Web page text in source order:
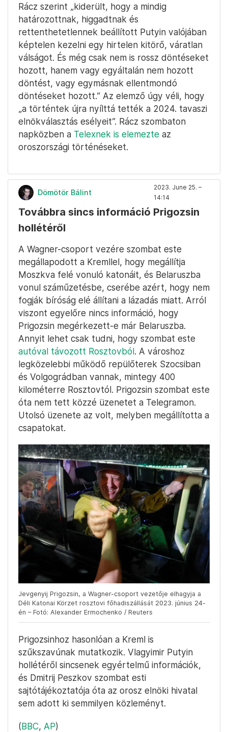
Rácz szerint „kiderült, hogy a mindig
határozottnak, higgadtnak és
rettenthetetlennek beállított Putyin valójában
képtelen kezelni egy hirtelen kitörő, váratlan
válságot. És még csak nem is rossz döntéseket
hozott, hanem vagy egyáltalán nem hozott
döntést, vagy egymásnak ellentmondó
döntéseket hozott.” Az elemző úgy véli, hogy
„a történtek újra nyílttá tették a 2024. tavaszi
elnökválasztás esélyeit”. Rácz szombaton
napközben a Telexnek is elemezte az
oroszországi történéseket.
Dömötör Bálint
2023. June 25. –
14:14
Továbbra sincs információ Prigozsin
hollétéről
A Wagner-csoport vezére szombat este
megállapodott a Kremllel, hogy megállítja
Moszkva felé vonuló katonáit, és Belaruszba
vonul száműzetésbe, cserébe azért, hogy nem
fogják bíróság elé állítani a lázadás miatt. Arról
viszont egyelőre nincs információ, hogy
Prigozsin megérkezett-e már Belaruszba.
Annyit lehet csak tudni, hogy szombat este
autóval távozott Rosztovból. A városhoz
legközelebbi működő repülőterek Szocsiban
és Volgográdban vannak, mintegy 400
kilométerre Rosztovtól. Prigozsin szombat este
óta nem tett közzé üzenetet a Telegramon.
Utolsó üzenete az volt, melyben megállította a
csapatokat.
Jevgenyij Prigozsin, a Wagner-csoport vezetője elhagyja a
Déli Katonai Körzet rosztovi főhadiszállását 2023. június 24-
én – Fotó: Alexander Ermochenko / Reuters
Prigozsinhoz hasonlóan a Kreml is
szűkszavúnak mutatkozik. Vlagyimir Putyin
hollétéről sincsenek egyértelmű információk,
és Dmitrij Peszkov szombat esti
sajtótájékoztatója óta az orosz elnöki hivatal
sem adott ki semmilyen közleményt.
(BBC, AP)